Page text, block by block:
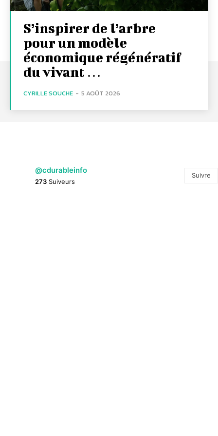
S’inspirer de l’arbre
pour un modèle
économique régénératif
du vivant …
CYRILLE SOUCHE - 5 AOÛT 2026
@cdurableinfo
273 Suiveurs
Suivre